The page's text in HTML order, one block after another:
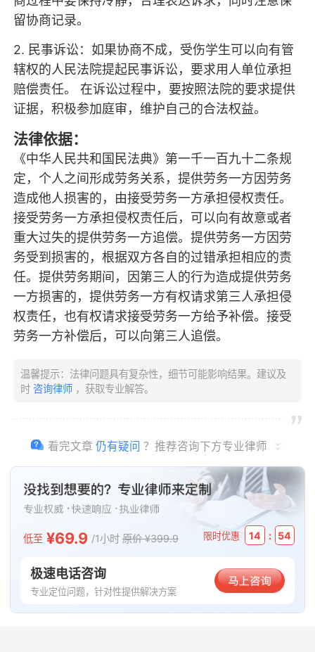
留协商记录。
2. 民事诉讼：如果协商不成，受伤学生可以向有管
辖权的人民法院提起民事诉讼，要求用人单位承担
赔偿责任。 在诉讼过程中，要按照法院的要求提供
证据，积极参加庭审，维护自己的合法权益。
法律依据：
《中华人民共和国民法典》第一千一百九十二条规
定，个人之间形成劳务关系，提供劳务一方因劳务
造成他人损害的，由接受劳务一方承担侵权责任。
接受劳务一方承担侵权责任后，可以向有故意或者
重大过失的提供劳务一方追偿。提供劳务一方因劳
务受到损害的，根据双方各自的过错承担相应的责
任。提供劳务期间，因第三人的行为造成提供劳务
一方损害的，提供劳务一方有权请求第三人承担侵
权责任，也有权请求接受劳务一方给予补偿。接受
劳务一方补偿后，可以向第三人追偿。
温馨提示：法律问题具有复杂性，细节可能影响结果。建议及
时 咨询律师 ，获取专业解答。
看完文章 仍有疑问 ？推荐咨询下方专业律师
低至 ¥69.9 /1小时 原价 ¥399.9 限时优惠 14 : 54
极速电话咨询
专业定位问题，针对性提供解决方案